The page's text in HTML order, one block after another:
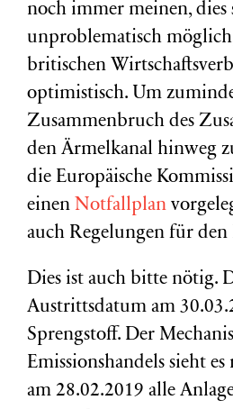
noch immer meinen, dies
unproblematisch
britischen
optimistisch. Um
Zusammenbruch des
den Ärmelkanal hinweg
die Europäische
einen Notfallplan
auch Regelungen für den
Dies ist auch bitte nötig.
Austrittsdatum am
Sprengstoff. Der
Emissionshandels sieht
am 28.02.2019 alle